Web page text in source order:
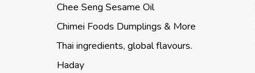
Chee Seng Sesame Oil
Chimei Foods Dumplings & More
Thai ingredients, global flavours.
Haday